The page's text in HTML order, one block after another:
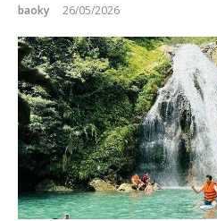
baoky 26/05/2026